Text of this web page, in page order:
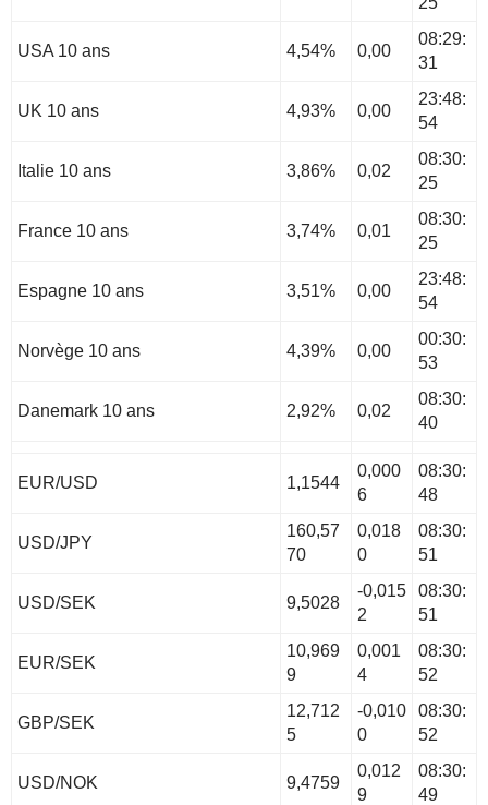
USA 10 ans 4,54% 0,00
08:29:
31
UK 10 ans 4,93% 0,00
23:48:
54
Italie 10 ans 3,86% 0,02
08:30:
25
France 10 ans 3,74% 0,01
08:30:
25
Espagne 10 ans 3,51% 0,00
23:48:
54
Norvège 10 ans 4,39% 0,00
00:30:
53
Danemark 10 ans 2,92% 0,02
08:30:
40
EUR/USD 1,1544
0,000
6
08:30:
48
USD/JPY
160,57
70
0,018
0
08:30:
51
USD/SEK 9,5028
-0,015
2
08:30:
51
EUR/SEK
10,969
9
0,001
4
08:30:
52
GBP/SEK
12,712
5
-0,010
0
08:30:
52
USD/NOK 9,4759
0,012
9
08:30:
49